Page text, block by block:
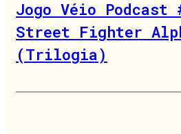
Jogo Véio Podcast
Street Fighter
(Trilogia)